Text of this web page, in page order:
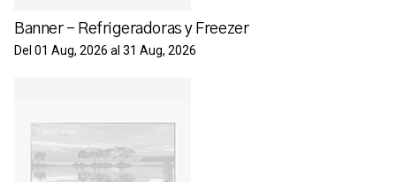
Banner - Refrigeradoras y Freezer
Del 01 Aug, 2026 al 31 Aug, 2026